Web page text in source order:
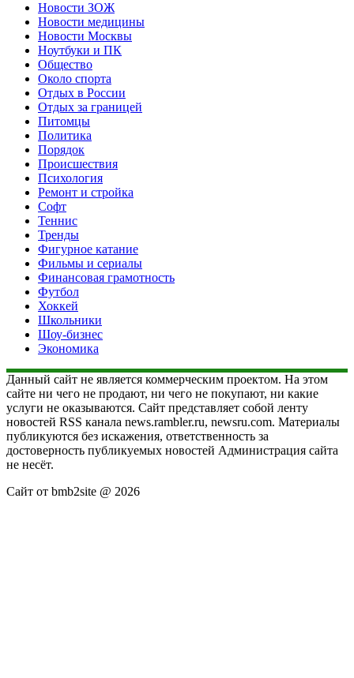
Новости ЗОЖ
Новости медицины
Новости Москвы
Ноутбуки и ПК
Общество
Около спорта
Отдых в России
Отдых за границей
Питомцы
Политика
Порядок
Происшествия
Психология
Ремонт и стройка
Софт
Теннис
Тренды
Фигурное катание
Фильмы и сериалы
Финансовая грамотность
Футбол
Хоккей
Школьники
Шоу-бизнес
Экономика
Данный сайт не является коммерческим проектом. На этом
сайте ни чего не продают, ни чего не покупают, ни какие
услуги не оказываются. Сайт представляет собой ленту
новостей RSS канала news.rambler.ru, newsru.com. Материалы
публикуются без искажения, ответственность за
достоверность публикуемых новостей Администрация сайта
не несёт.
Сайт от bmb2site @ 2026